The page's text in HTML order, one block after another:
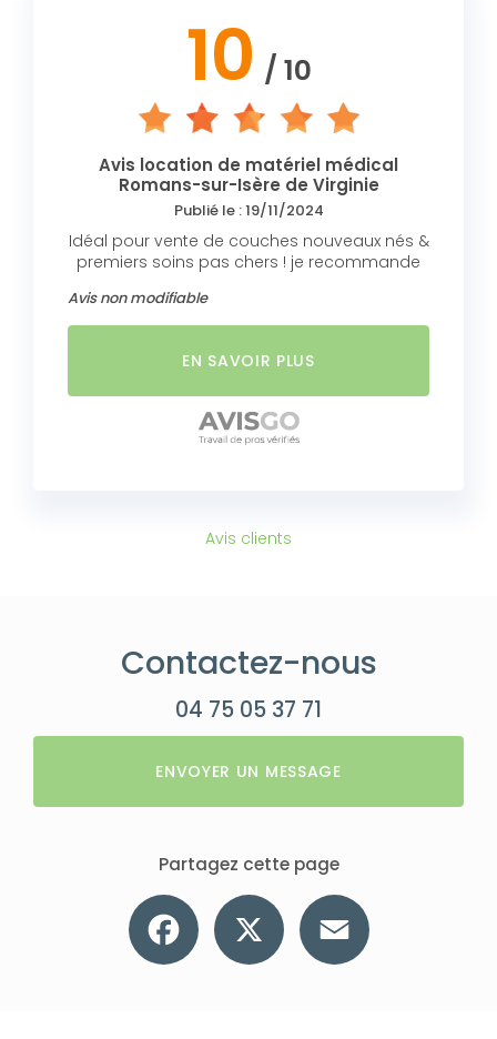
10 / 10
Avis location de matériel médical
Romans-sur-Isère de Virginie
Publié le : 19/11/2024
Idéal pour vente de couches nouveaux nés &
premiers soins pas chers ! je recommande
Avis non modifiable
EN SAVOIR PLUS
Avis clients
Contactez-nous
04 75 05 37 71
ENVOYER UN MESSAGE
Partagez cette page
Facebook